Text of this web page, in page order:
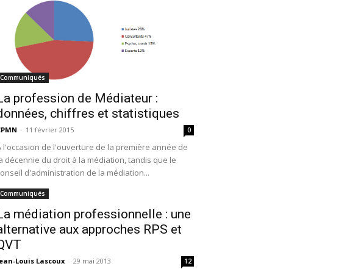
Communiqués
profession de Médiateur :
chiffres et statistiques
- 11 février 2015 0
l'occasion de l'ouverture de la première année de
décennie du droit à la médiation, tandis que le
d'administration de la médiation...
Communiqués
médiation professionnelle : une
aux approches RPS et
Louis Lascoux - 29 mai 2013 12